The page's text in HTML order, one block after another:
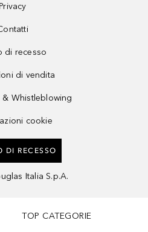
Privacy
di recesso
di vendita
& Whistleblowing
cookie
DI RECESSO
Italia S.p.A.
TOP CATEGORIE